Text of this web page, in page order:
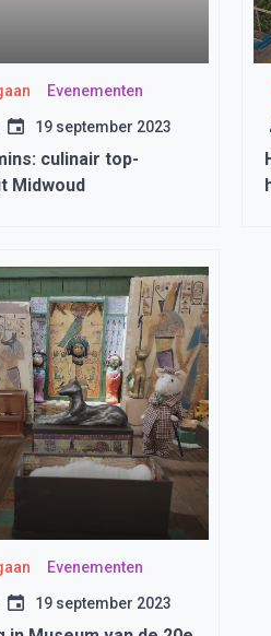
Evenementen
19 september 2023
culinair top-
Midwoud
Evenementen
19 september 2023